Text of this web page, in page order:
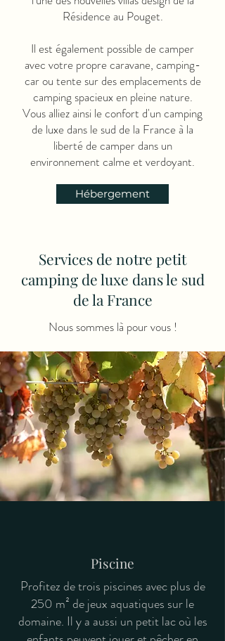
Résidence au Pouget.
Il est également possible de camper
avec votre propre caravane, camping-
car ou tente sur des emplacements de
camping spacieux en pleine nature.
Vous alliez ainsi le confort d'un camping
de luxe dans le sud de la France à la
liberté de camper dans un
environnement calme et verdoyant.
Hébergement
Services de notre petit
camping de luxe dans le sud
de la France
Nous sommes là pour vous !
Piscine
Profitez de trois piscines avec plus de
250 m² de jeux aquatiques sur le
domaine. Il y a aussi un petit lac où les